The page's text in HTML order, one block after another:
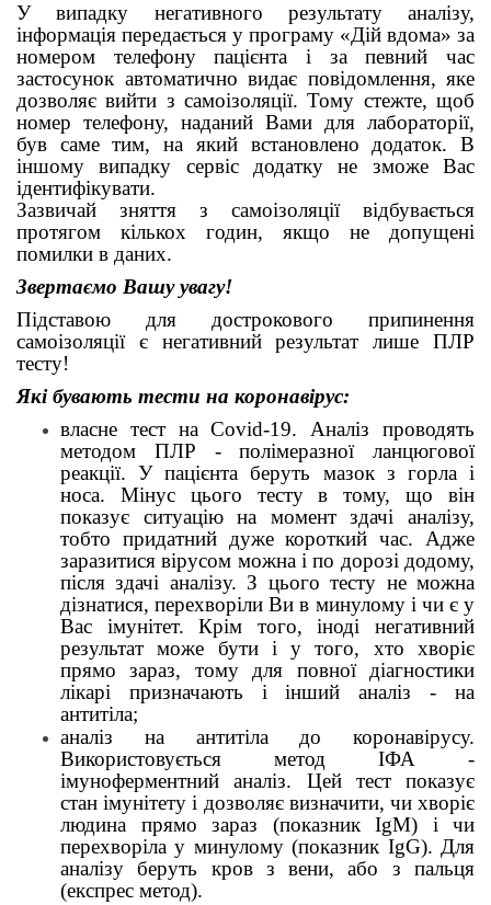
У випадку негативного результату аналізу,
інформація передається у програму «Дій вдома» за
номером телефону пацієнта і за певний час
застосунок автоматично видає повідомлення, яке
дозволяє вийти з самоізоляції. Тому стежте, щоб
номер телефону, наданий Вами для лабораторії,
був саме тим, на який встановлено додаток. В
іншому випадку сервіс додатку не зможе Вас
ідентифікувати.
Зазвичай зняття з самоізоляції відбувається
протягом кількох годин, якщо не допущені
помилки в даних.
Звертаємо Вашу увагу!
Підставою для дострокового припинення
самоізоляції є негативний результат лише ПЛР
тесту!
Які бувають тести на коронавірус:
власне тест на Covіd-19. Аналіз проводять
методом ПЛР - полімеразної ланцюгової
реакції. У пацієнта беруть мазок з горла і
носа. Мінус цього тесту в тому, що він
показує ситуацію на момент здачі аналізу,
тобто придатний дуже короткий час. Адже
заразитися вірусом можна і по дорозі додому,
після здачі аналізу. З цього тесту не можна
дізнатися, перехворіли Ви в минулому і чи є у
Вас імунітет. Крім того, іноді негативний
результат може бути і у того, хто хворіє
прямо зараз, тому для повної діагностики
лікарі призначають і інший аналіз - на
антитіла;
аналіз на антитіла до коронавірусу.
Використовується метод ІФА -
імуноферментний аналіз. Цей тест показує
стан імунітету і дозволяє визначити, чи хворіє
людина прямо зараз (показник IgM) і чи
перехворіла у минулому (показник IgG). Для
аналізу беруть кров з вени, або з пальця
(експрес метод).